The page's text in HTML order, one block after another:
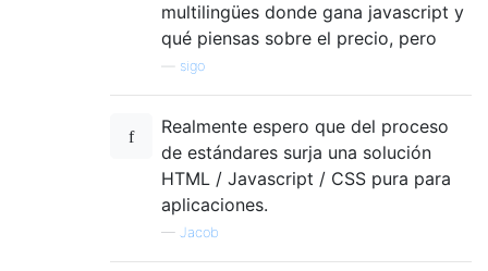
multilingües donde gana javascript y
qué piensas sobre el precio, pero
sigo
Realmente espero que del proceso
de estándares surja una solución
HTML / Javascript / CSS pura para
aplicaciones.
— Jacob